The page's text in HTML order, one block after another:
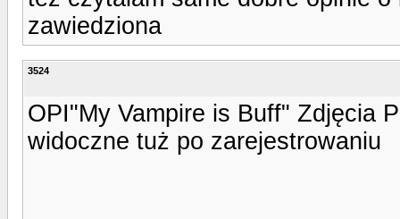
zawiedziona
3524
OPI"My Vampire is Buff" Zdjęcia
widoczne tuż po zarejestrowaniu